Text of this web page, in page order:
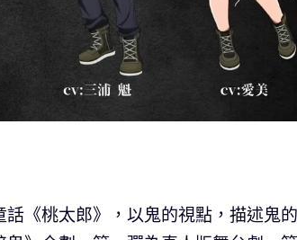
《桃太郎》，以鬼的視點，描述鬼